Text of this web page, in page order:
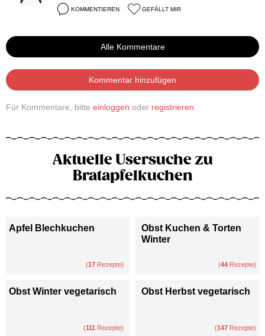
KOMMENTIEREN GEFÄLLT MIR
Alle Kommentare
Kommentar hinzufügen
Für Kommentare, bitte einloggen oder registrieren
Aktuelle Usersuche zu
Bratapfelkuchen
Apfel Blechkuchen
(17 Rezepte)
Obst Kuchen & Torten
Winter
(44 Rezepte)
Obst Winter vegetarisch
(111 Rezepte)
Obst Herbst vegetarisch
(147 Rezepte)